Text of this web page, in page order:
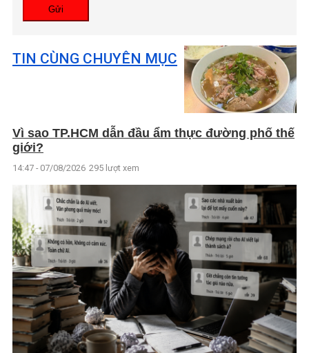
Gửi
TIN CÙNG CHUYÊN MỤC
Vì sao TP.HCM dẫn đầu ẩm thực đường phố thế
giới?
14:47 - 07/08/2026 295 lượt xem